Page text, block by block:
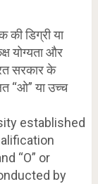
की डिग्री या
योग्यता और
सरकार के
“ओ” या उच्च
established
“O” or
by